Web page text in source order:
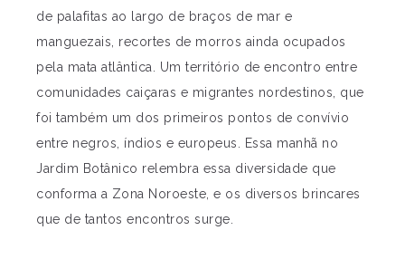
de palafitas ao largo de braços de mar e
manguezais, recortes de morros ainda ocupados
pela mata atlântica. Um território de encontro entre
comunidades caiçaras e migrantes nordestinos, que
foi também um dos primeiros pontos de convívio
entre negros, índios e europeus. Essa manhã no
Jardim Botânico relembra essa diversidade que
conforma a Zona Noroeste, e os diversos brincares
que de tantos encontros surge.